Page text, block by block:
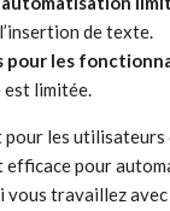
de texte.
pour les
limitée.
les utilisateurs
efficace pour
vous travaillez avec